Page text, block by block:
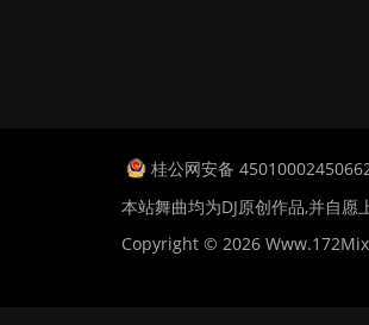
桂公网安备
本站舞曲均为DJ原创作品,并自愿
Copyright © 2026